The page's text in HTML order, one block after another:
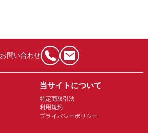
お問い合わせ
当サイトについて
特定商取引法
利用規約
プライバシーポリシー